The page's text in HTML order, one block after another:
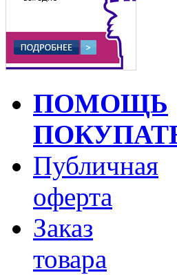
ПОМОЩЬ
Публичная
оферта
Заказ
товара